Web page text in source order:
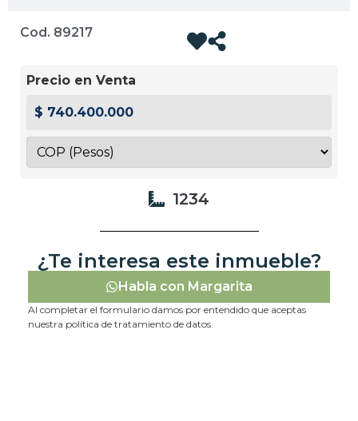
Cod. 89217
Precio en Venta
$ 740.400.000
1234
¿Te interesa este inmueble?
Habla con Margarita
Al completar el formulario damos por entendido que aceptas
nuestra política de tratamiento de datos.